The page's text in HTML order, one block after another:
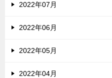
2022年07月
2022年06月
2022年05月
2022年04月